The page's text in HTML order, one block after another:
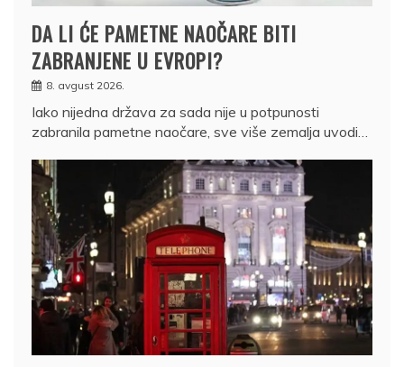
DA LI ĆE PAMETNE NAOČARE BITI
ZABRANJENE U EVROPI?
8. avgust 2026.
Iako nijedna država za sada nije u potpunosti
zabranila pametne naočare, sve više zemalja uvodi…